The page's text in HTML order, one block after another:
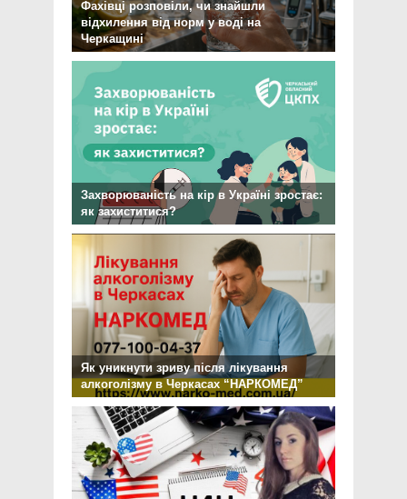
Фахівці розповіли, чи знайшли
відхилення від норм у воді на
Черкащині
Захворюваність на кір в Україні зростає:
як захиститися?
Як уникнути зриву після лікування
алкоголізму в Черкасах “НАРКОМЕД”